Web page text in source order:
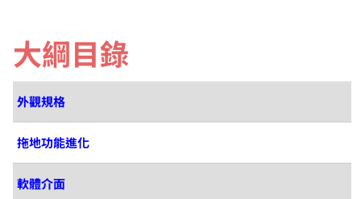
大綱目錄
外觀規格
拖地功能進化
軟體介面